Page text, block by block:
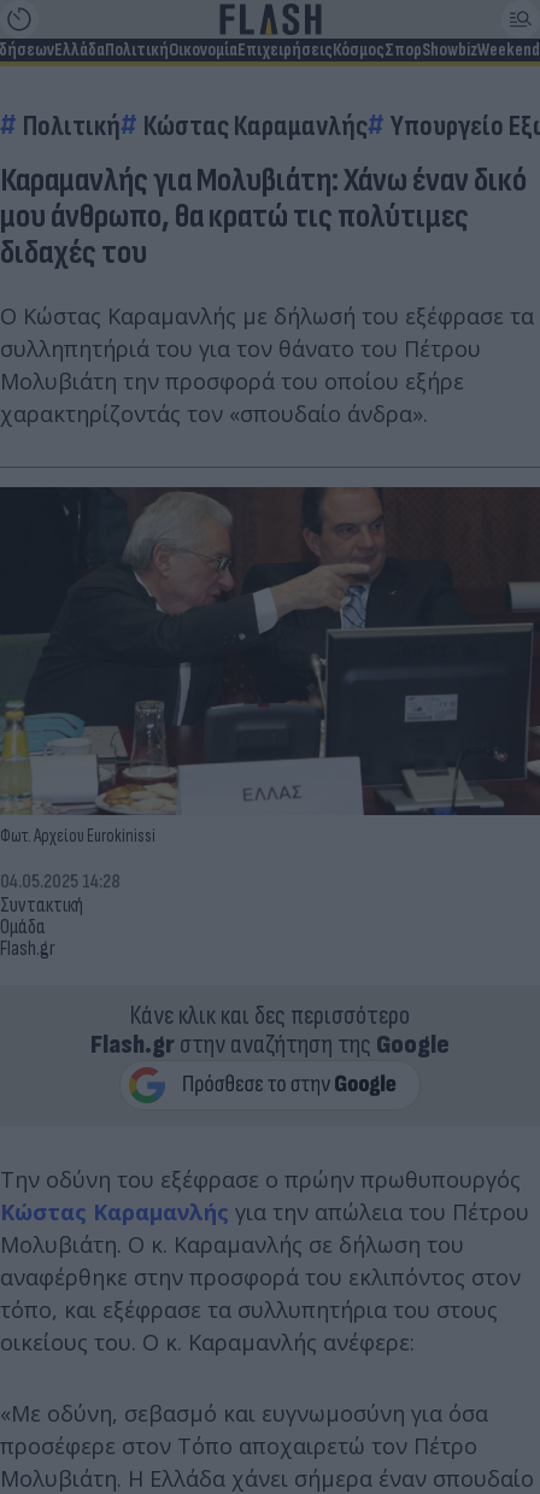
ΕλλάδαΠολιτικήΟικονομίαΕπιχειρήσειςΚόσμοςΣπορShowbizWeekend
Πολιτική Κώστας Καραμανλής Υπουργείο
Καραμανλής για Μολυβιάτη: Χάνω έναν δικό
μου άνθρωπο, θα κρατώ τις πολύτιμες
διδαχές του
Ο Κώστας Καραμανλής με δήλωσή του εξέφρασε τα
συλληπητήριά του για τον θάνατο του Πέτρου
Μολυβιάτη την προσφορά του οποίου εξήρε
χαρακτηρίζοντάς τον «σπουδαίο άνδρα».
Φωτ. Αρχείου Eurokinissi
Συντακτική
Ομάδα
Flash.gr
04.05.2025 14:28
Κάνε κλικ και δες περισσότερο
Flash.grστην αναζήτηση της Google
Την οδύνη του εξέφρασε ο πρώην πρωθυπουργός
Κώστας Καραμανλής για την απώλεια του Πέτρου
Μολυβιάτη. Ο κ. Καραμανλής σε δήλωση του
αναφέρθηκε στην προσφορά του εκλιπόντος στον
τόπο, και εξέφρασε τα συλλυπητήρια του στους
οικείους του. Ο κ. Καραμανλής ανέφερε:
«Με οδύνη, σεβασμό και ευγνωμοσύνη για όσα
προσέφερε στον Τόπο αποχαιρετώ τον Πέτρο
Μολυβιάτη. Η Ελλάδα χάνει σήμερα έναν σπουδαίο